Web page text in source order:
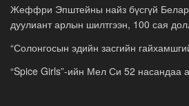
Жеффри Эпштейны найз бүсгүй
дуулиант арлын шилтгээн, 100 сая
“Солонгосын эдийн засгийн
“Spice Girls”-ийн Мел Си 52 насандаа